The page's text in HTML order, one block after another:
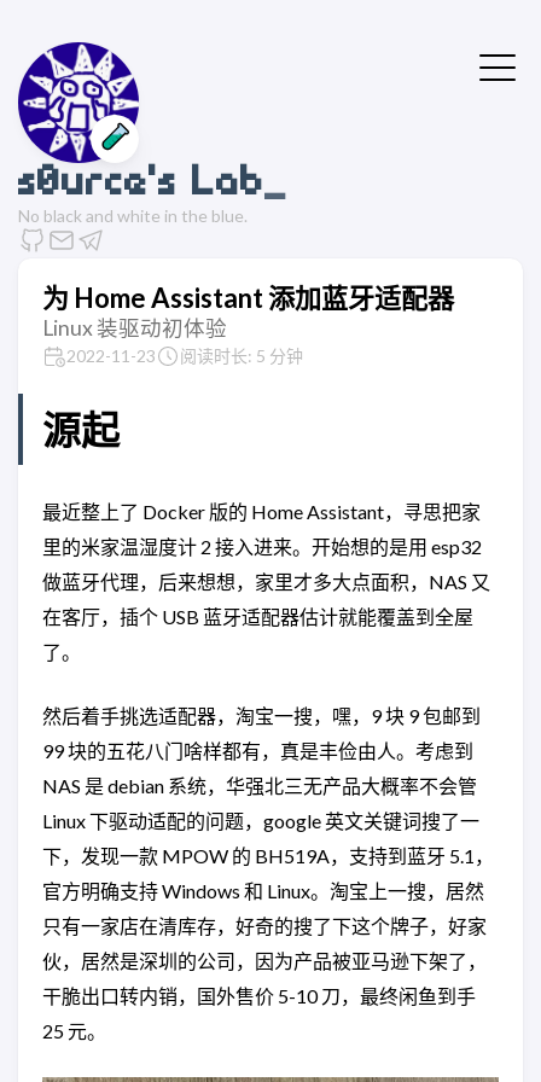
🧪
s0urce's Lab
No black and white in the blue.
为 Home Assistant 添加蓝牙适配器
Linux 装驱动初体验
2022-11-23 阅读时长: 5 分钟
源起
最近整上了 Docker 版的 Home Assistant，寻思把家
里的米家温湿度计 2 接入进来。开始想的是用 esp32
做蓝牙代理，后来想想，家里才多大点面积，NAS 又
在客厅，插个 USB 蓝牙适配器估计就能覆盖到全屋
了。
然后着手挑选适配器，淘宝一搜，嘿，9 块 9 包邮到
99 块的五花八门啥样都有，真是丰俭由人。考虑到
NAS 是 debian 系统，华强北三无产品大概率不会管
Linux 下驱动适配的问题，google 英文关键词搜了一
下，发现一款 MPOW 的 BH519A，支持到蓝牙 5.1，
官方明确支持 Windows 和 Linux。淘宝上一搜，居然
只有一家店在清库存，好奇的搜了下这个牌子，好家
伙，居然是深圳的公司，因为产品被亚马逊下架了，
干脆出口转内销，国外售价 5-10 刀，最终闲鱼到手
25 元。